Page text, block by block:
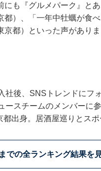
も『グルメパーク』と
）、「一年中牡蠣が食
都）といった声がありま
社後、SNSトレンドにフ
スチームのメンバーに
出身。居酒屋巡りとスポ
での全ランキング結果を